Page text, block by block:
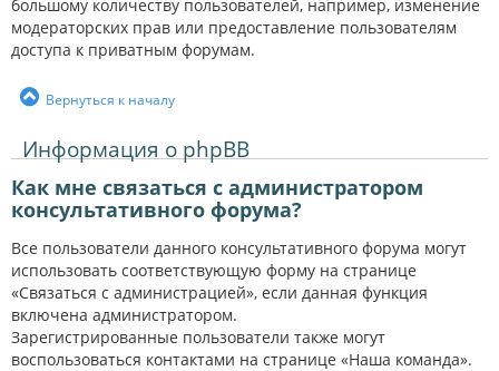
большому количеству пользователей, например, изменение
модераторских прав или предоставление пользователям
доступа к приватным форумам.
Вернуться к началу
Информация о phpBB
Как мне связаться с администратором
консультативного форума?
Все пользователи данного консультативного форума могут
использовать соответствующую форму на странице
«Связаться с администрацией», если данная функция
включена администратором.
Зарегистрированные пользователи также могут
воспользоваться контактами на странице «Наша команда».